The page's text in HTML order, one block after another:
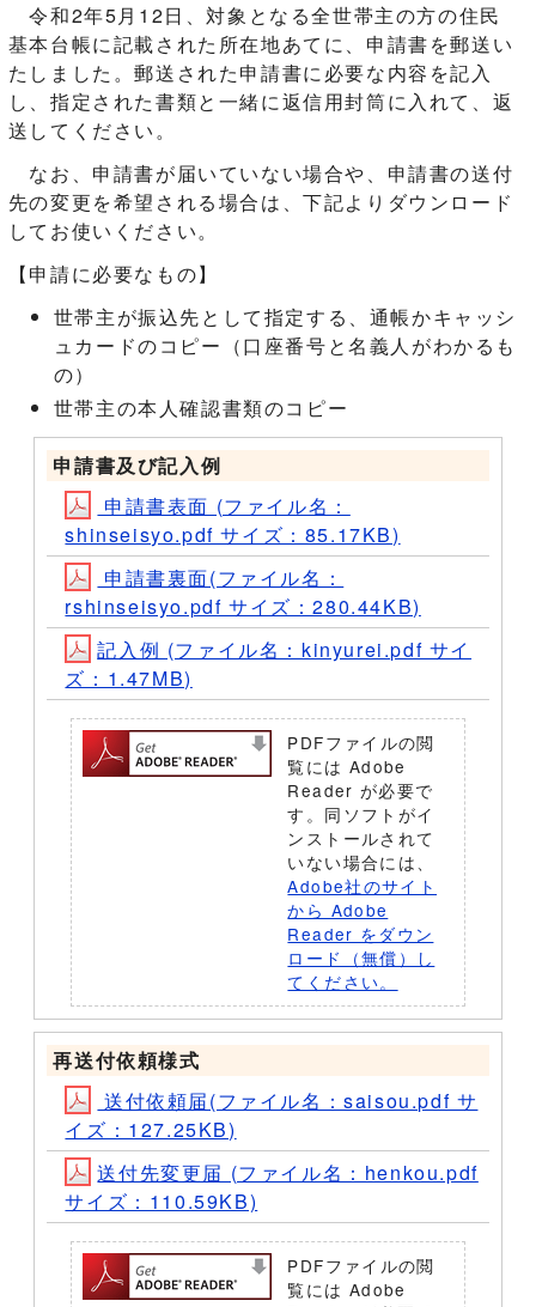
令和2年5月12日、対象となる全世帯主の方の住民
基本台帳に記載された所在地あてに、申請書を郵送い
たしました。郵送された申請書に必要な内容を記入
し、指定された書類と一緒に返信用封筒に入れて、返
送してください。
なお、申請書が届いていない場合や、申請書の送付
先の変更を希望される場合は、下記よりダウンロード
してお使いください。
【申請に必要なもの】
世帯主が振込先として指定する、通帳かキャッシ
ュカードのコピー（口座番号と名義人がわかるも
の）
世帯主の本人確認書類のコピー
申請書及び記入例
申請書表面 (ファイル名：
shinseisyo.pdf サイズ：85.17KB)
申請書裏面(ファイル名：
rshinseisyo.pdf サイズ：280.44KB)
記入例 (ファイル名：kinyurei.pdf サイ
ズ：1.47MB)
PDFファイルの閲
覧には Adobe
Reader が必要で
す。同ソフトがイ
ンストールされて
いない場合には、
Adobe社のサイト
から Adobe
Reader をダウン
ロード（無償）し
てください。
再送付依頼様式
送付依頼届(ファイル名：saisou.pdf サ
イズ：127.25KB)
送付先変更届 (ファイル名：henkou.pdf
サイズ：110.59KB)
PDFファイルの閲
覧には Adobe